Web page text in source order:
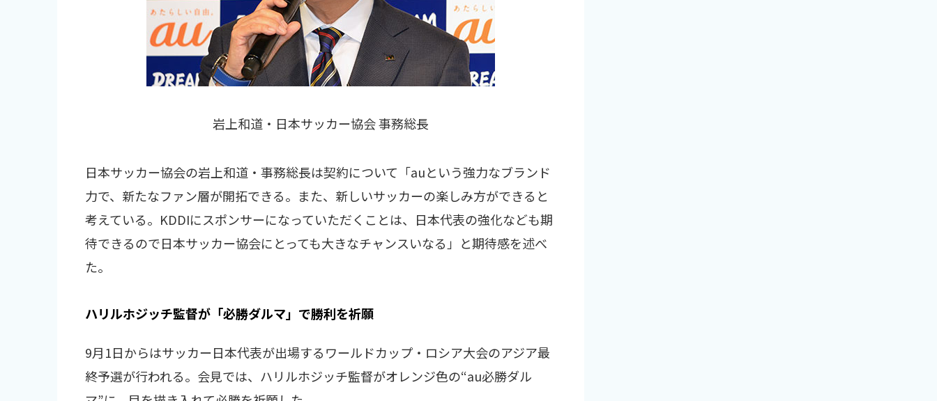
岩上和道・日本サッカー協会 事務総長
日本サッカー協会の岩上和道・事務総長は契約について「auという強力なブランド
力で、新たなファン層が開拓できる。また、新しいサッカーの楽しみ方ができると
考えている。KDDIにスポンサーになっていただくことは、日本代表の強化なども期
待できるので日本サッカー協会にとっても大きなチャンスいなる」と期待感を述べ
た。
ハリルホジッチ監督が「必勝ダルマ」で勝利を祈願
9月1日からはサッカー日本代表が出場するワールドカップ・ロシア大会のアジア最
終予選が行われる。会見では、ハリルホジッチ監督がオレンジ色の“au必勝ダル